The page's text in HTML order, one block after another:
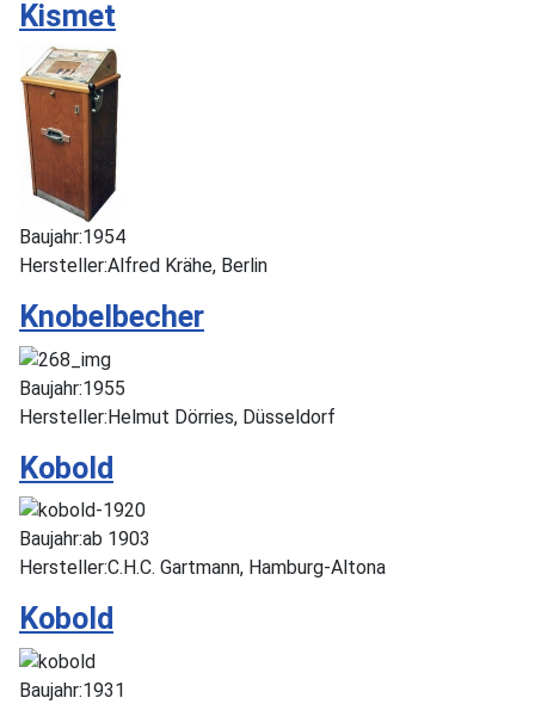
Kismet
Baujahr:1954
Hersteller:Alfred Krähe, Berlin
Knobelbecher
Baujahr:1955
Hersteller:Helmut Dörries, Düsseldorf
Kobold
Baujahr:ab 1903
Hersteller:C.H.C. Gartmann, Hamburg-Altona
Kobold
Baujahr:1931